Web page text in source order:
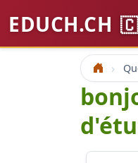
EDUCH.CH
Accueil